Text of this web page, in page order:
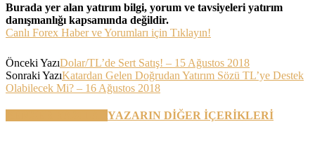
Burada yer alan yatırım bilgi, yorum ve tavsiyeleri yatırım
danışmanlığı kapsamında değildir.
Canlı Forex Haber ve Yorumları için Tıklayın!
Önceki YazıDolar/TL’de Sert Satış! – 15 Ağustos 2018
Sonraki YazıKatardan Gelen Doğrudan Yatırım Sözü TL’ye Destek
Olabilecek Mi? – 16 Ağustos 2018
YAZARIN DİĞER İÇERİKLERİ